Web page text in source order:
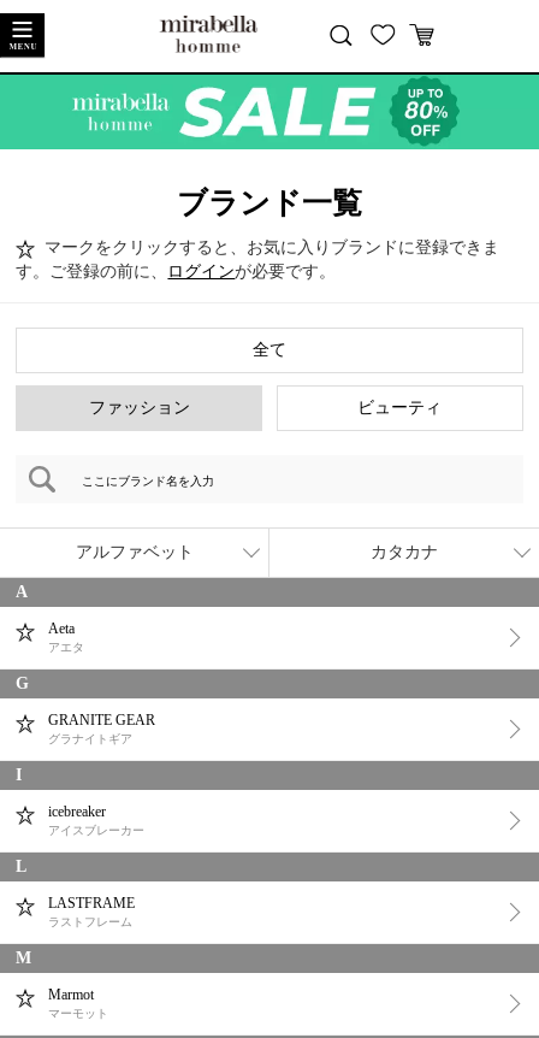
ブランド一覧
マークをクリックすると、お気に入りブランドに登録できま
す。ご登録の前に、
ログインが必要です。
全て
ファッション ビューティ
アルファベット カタカナ
A
Aeta
アエタ
G
GRANITE GEAR
グラナイトギア
I
icebreaker
アイスブレーカー
L
LASTFRAME
ラストフレーム
M
Marmot
マーモット